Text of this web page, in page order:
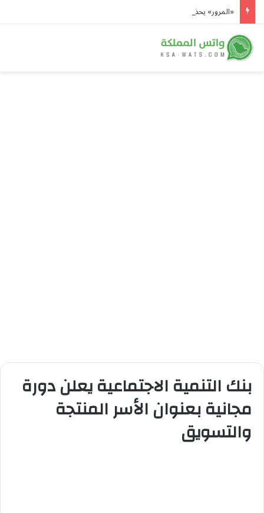
بنك التنمية الاجتماعية يعلن دورة
مجانية بعنوان الأسر المنتجة
والتسويق